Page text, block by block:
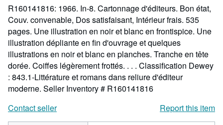
R160141816: 1966. In-8. Cartonnage d'éditeurs. Bon état,
Couv. convenable, Dos satisfaisant, Intérieur frais. 535
pages. Une illustration en noir et blanc en frontispice. Une
illustration dépliante en fin d'ouvrage et quelques
illustrations en noir et blanc en planches. Tranche en tête
dorée. Coiffes légèrement frottés. . . . Classification Dewey
: 843.1-Littérature et romans dans reliure d'éditeur
moderne. Seller Inventory # R160141816
Contact seller
Report this item